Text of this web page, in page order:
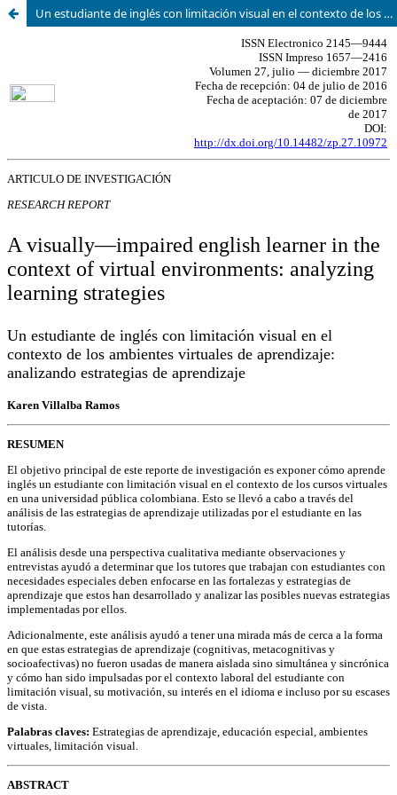
Un estudiante de inglés con limitación visual en el contexto de los ambientes virtuales de aprendizaje: analizando estrategias de aprendizaje